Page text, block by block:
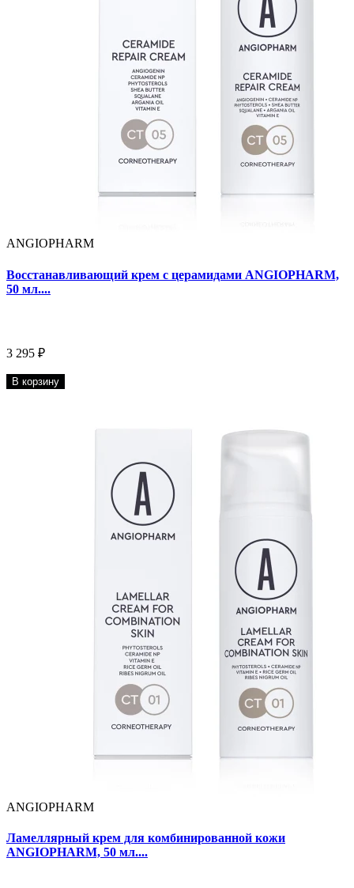
ANGIOPHARM
Восстанавливающий крем с церамидами ANGIOPHARM,
50 мл....
3 295 ₽
В корзину
ANGIOPHARM
Ламеллярный крем для комбинированной кожи
ANGIOPHARM, 50 мл....